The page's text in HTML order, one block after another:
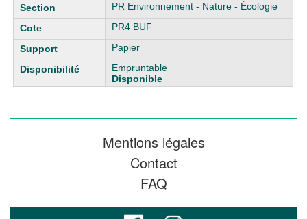
PR Environnement - Nature - Écologie
PR4 BUF
Papier
Empruntable
Disponible
Mentions légales
Contact
FAQ